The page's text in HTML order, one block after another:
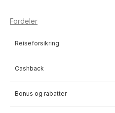
Fordeler
Reiseforsikring
Cashback
Bonus og rabatter